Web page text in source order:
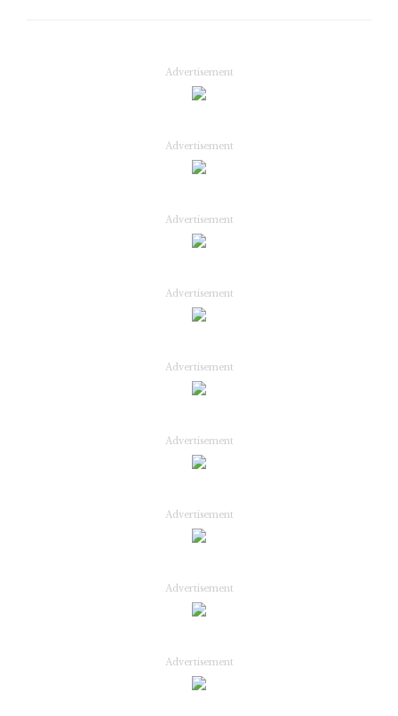
Advertisement
Advertisement
Advertisement
Advertisement
Advertisement
Advertisement
Advertisement
Advertisement
Advertisement